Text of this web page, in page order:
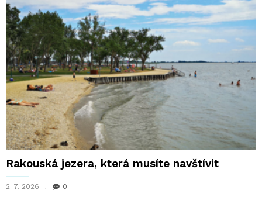
Rakouská jezera, která musíte navštívit
2. 7. 2026 0